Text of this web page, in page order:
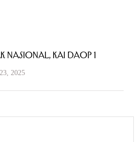
Nasional, KAI Daop 1
2025